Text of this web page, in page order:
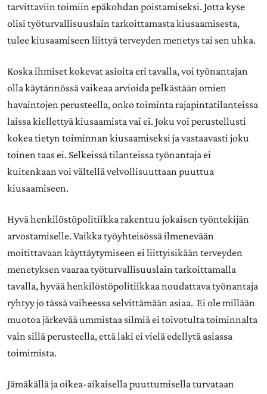
tarvittaviin toimiin epäkohdan poistamiseksi. Jotta kyse
olisi työturvallisuuslain tarkoittamasta kiusaamisesta,
tulee kiusaamiseen liittyä terveyden menetys tai sen uhka.
Koska ihmiset kokevat asioita eri tavalla, voi työnantajan
olla käytännössä vaikeaa arvioida pelkästään omien
havaintojen perusteella, onko toiminta rajapintatilanteissa
laissa kiellettyä kiusaamista vai ei. Joku voi perustellusti
kokea tietyn toiminnan kiusaamiseksi ja vastaavasti joku
toinen taas ei. Selkeissä tilanteissa työnantaja ei
kuitenkaan voi vältellä velvollisuuttaan puuttua
kiusaamiseen.
Hyvä henkilöstöpolitiikka rakentuu jokaisen työntekijän
arvostamiselle. Vaikka työyhteisössä ilmenevään
moitittavaan käyttäytymiseen ei liittyisikään terveyden
menetyksen vaaraa työturvallisuuslain tarkoittamalla
tavalla, hyvää henkilöstöpolitiikkaa noudattava työnantaja
ryhtyy jo tässä vaiheessa selvittämään asiaa. Ei ole millään
muotoa järkevää ummistaa silmiä ei toivotulta toiminnalta
vain sillä perusteella, että laki ei vielä edellytä asiassa
toimimista.
Jämäkällä ja oikea-aikaisella puuttumisella turvataan